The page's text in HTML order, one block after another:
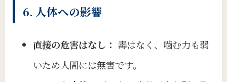
6. 人体への影響
直接の危害はなし： 毒はなく、噛む力も弱
いため人間には無害です。